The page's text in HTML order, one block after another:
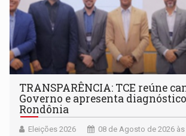
TRANSPARÊNCIA: TCE reúne
Governo e apresenta
Rondônia
Eleições 2026 08 de Agosto de 2026 às